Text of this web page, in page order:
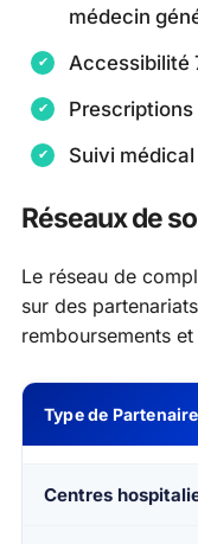
médecin
Accessibilité
Suivi
Réseaux de
Le réseau de
sur des
remboursements
Type de Partenaire
Centres